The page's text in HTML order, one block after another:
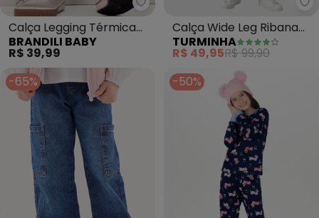
Brandili Baby - Calça Legging
Calça Legging Térmica
Bebê Unissex (Azul)
BRANDILI BABY
R$ 39,99
Calça Wide Leg Ribana
(Marinho)
TURMINHA
R$ 49,95R$ 99,90
-65%
-50%